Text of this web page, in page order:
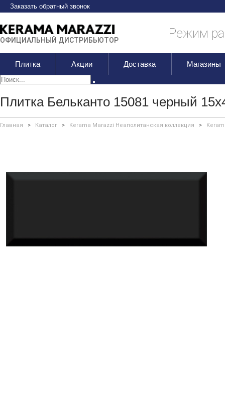
Заказать обратный звонок
ОФИЦИАЛЬНЫЙ ДИСТРИБЬЮТОР Режим
Плитка Акции Доставка Магазины
Плитка Бельканто 15081 черный
Главная > Каталог > Kerama Marazzi Неаполитанская коллекция >